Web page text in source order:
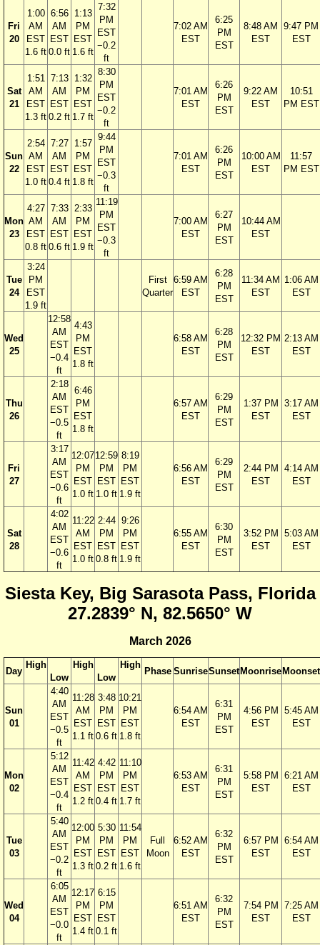
Fri
20
1:00
AM
EST
1.6 ft
6:56
AM
EST
0.0 ft
1:13
PM
EST
1.6 ft
7:32
PM
EST
−0.2
ft
7:02 AM
EST
6:25
PM
EST
8:48 AM
EST
9:47 PM
EST
Sat
21
1:51
AM
EST
1.3 ft
7:13
AM
EST
0.2 ft
1:32
PM
EST
1.7 ft
8:30
PM
EST
−0.2
ft
7:01 AM
EST
6:26
PM
EST
9:22 AM
EST
10:51
PM EST
Sun
22
2:54
AM
EST
1.0 ft
7:27
AM
EST
0.4 ft
1:57
PM
EST
1.8 ft
9:44
PM
EST
−0.3
ft
7:01 AM
EST
6:26
PM
EST
10:00 AM
EST
11:57
PM EST
Mon
23
4:27
AM
EST
0.8 ft
7:33
AM
EST
0.6 ft
2:33
PM
EST
1.9 ft
11:19
PM
EST
−0.3
ft
7:00 AM
EST
6:27
PM
EST
10:44 AM
EST
Tue
24
3:24
PM
EST
1.9 ft
First
Quarter
6:59 AM
EST
6:28
PM
EST
11:34 AM
EST
1:06 AM
EST
Wed
25
12:58
AM
EST
−0.4
ft
4:43
PM
EST
1.8 ft
6:58 AM
EST
6:28
PM
EST
12:32 PM
EST
2:13 AM
EST
Thu
26
2:18
AM
EST
−0.5
ft
6:46
PM
EST
1.8 ft
6:57 AM
EST
6:29
PM
EST
1:37 PM
EST
3:17 AM
EST
Fri
27
3:17
AM
EST
−0.6
ft
12:07
PM
EST
1.0 ft
12:59
PM
EST
1.0 ft
8:19
PM
EST
1.9 ft
6:56 AM
EST
6:29
PM
EST
2:44 PM
EST
4:14 AM
EST
Sat
28
4:02
AM
EST
−0.6
ft
11:22
AM
EST
1.0 ft
2:44
PM
EST
0.8 ft
9:26
PM
EST
1.9 ft
6:55 AM
EST
6:30
PM
EST
3:52 PM
EST
5:03 AM
EST
Siesta Key, Big Sarasota Pass, Florida
27.2839° N, 82.5650° W
March 2026
Day
High
Low
High
Low
High
Phase SunriseSunset Moonrise Moonset
Sun
01
4:40
AM
EST
−0.5
ft
11:28
AM
EST
1.1 ft
3:48
PM
EST
0.6 ft
10:21
PM
EST
1.8 ft
6:54 AM
EST
6:31
PM
EST
4:56 PM
EST
5:45 AM
EST
Mon
02
5:12
AM
EST
−0.4
ft
11:42
AM
EST
1.2 ft
4:42
PM
EST
0.4 ft
11:10
PM
EST
1.7 ft
6:53 AM
EST
6:31
PM
EST
5:58 PM
EST
6:21 AM
EST
Tue
03
5:40
AM
EST
−0.2
ft
12:00
PM
EST
1.3 ft
5:30
PM
EST
0.2 ft
11:54
PM
EST
1.6 ft
Full
Moon
6:52 AM
EST
6:32
PM
EST
6:57 PM
EST
6:54 AM
EST
Wed
04
6:05
AM
EST
−0.0
ft
12:17
PM
EST
1.4 ft
6:15
PM
EST
0.1 ft
6:51 AM
EST
6:32
PM
EST
7:54 PM
EST
7:25 AM
EST